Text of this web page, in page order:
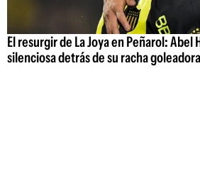
El resurgir de La Joya en Peñarol:
silenciosa detrás de su racha goleadora